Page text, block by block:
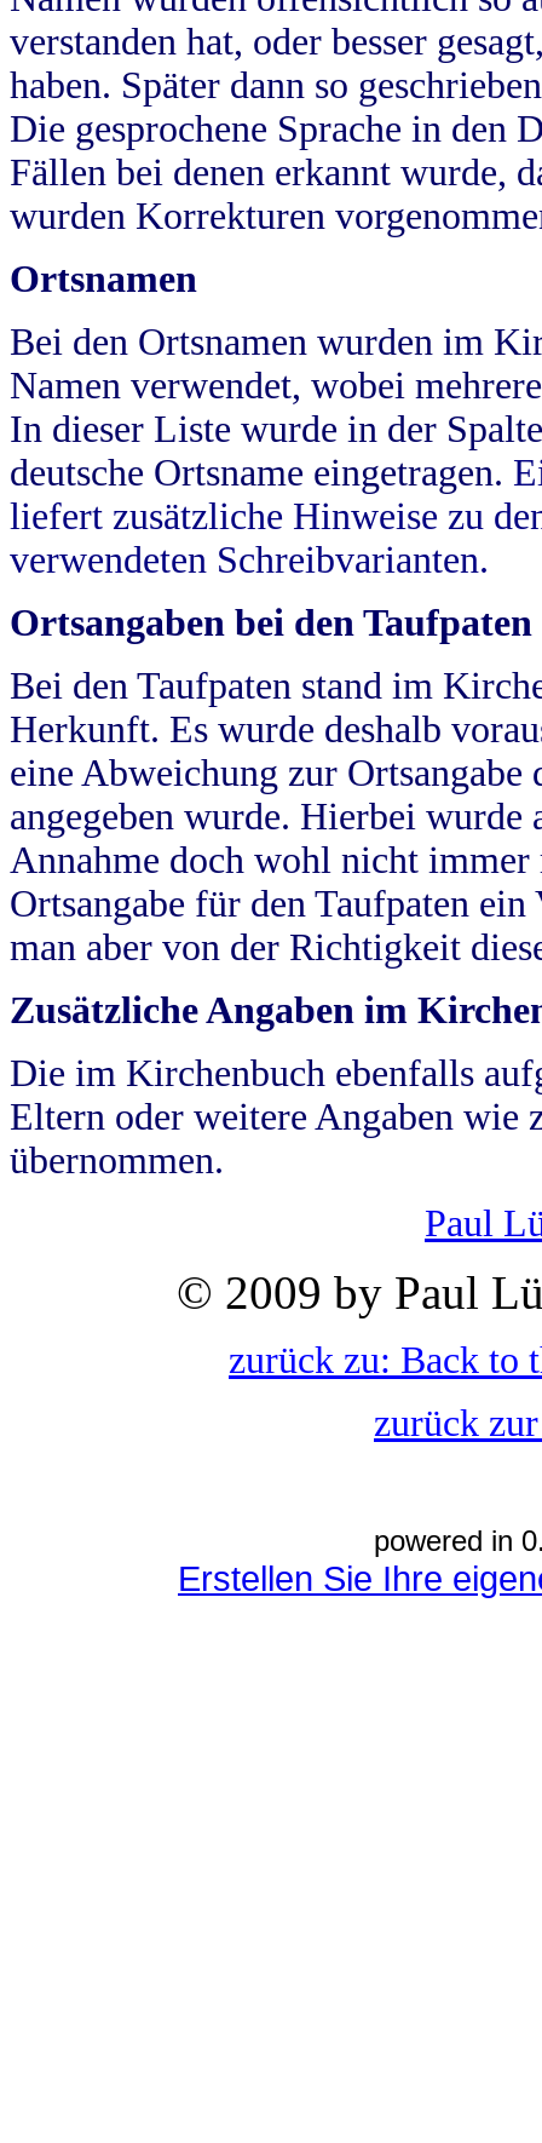
verstanden hat, oder besser
haben. Später dann so
Die gesprochene Sprache in
Fällen bei denen erkannt wurde,
wurden Korrekturen
Ortsnamen
Bei den Ortsnamen wurden im
Namen verwendet, wobei
In dieser Liste wurde in der
deutsche Ortsname eingetragen.
liefert zusätzliche Hinweise zu
verwendeten Schreibvarianten.
Ortsangaben bei den Taufpaten
Bei den Taufpaten stand im
Herkunft. Es wurde deshalb
eine Abweichung zur
angegeben wurde. Hierbei wurde
Annahme doch wohl nicht
Ortsangabe für den Taufpaten
man aber von der Richtigkeit
Zusätzliche Angaben im
Die im Kirchenbuch ebenfalls
Eltern oder weitere Angaben wie
übernommen.
Paul
© 2009 by Paul
zurück zu: Back to
zurück
powered in
Erstellen Sie Ihre